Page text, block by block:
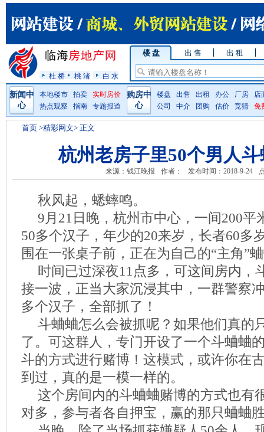
杜 桥 桃 渚 白 水
楼 盘 出 售 出 租
新闻中
心
本地楼市 拍卖
实时房价
热点观察
指南 专题报道
购房中
心
楼盘 出售 出租 办公 厂房
店
公司
中介 团购 估价 竞猜 免
首页 >精彩网文> 正文
杭州老房子里50个男人
来源：钱江晚报 作者： 发布时间：2018-9-24
秋风起，蟋蟀鸣。
9月21日晚，杭州市中心，一间200平
50多个汉子，年少的20来岁，长者60多
围在一张桌子前，正在为自己的“主角
时间已过深夜11点多，可这间房内，
接一波，正当大家沉浸其中，一群警察
多个汉子，全部抓了！
斗蛐蛐怎么会被抓呢？如果他们真的
了。可这群人，专门开设了一个斗蛐蛐
斗的方式进行赌博！这模式，或许你在
到过，真的是一模一样的。
这个房间内的斗蛐蛐赌博的方式也有
对多，参与者各自押宝，赢的那只蛐蛐